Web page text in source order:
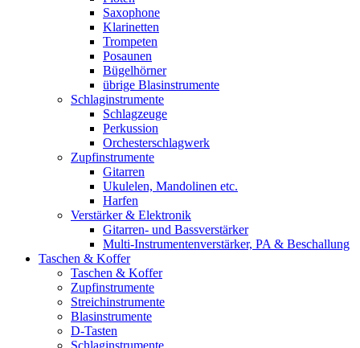
Saxophone
Klarinetten
Trompeten
Posaunen
Bügelhörner
übrige Blasinstrumente
Schlaginstrumente
Schlagzeuge
Perkussion
Orchesterschlagwerk
Zupfinstrumente
Gitarren
Ukulelen, Mandolinen etc.
Harfen
Verstärker & Elektronik
Gitarren- und Bassverstärker
Multi-Instrumentenverstärker, PA & Beschallung
Taschen & Koffer
Taschen & Koffer
Zupfinstrumente
Streichinstrumente
Blasinstrumente
D-Tasten
Schlaginstrumente